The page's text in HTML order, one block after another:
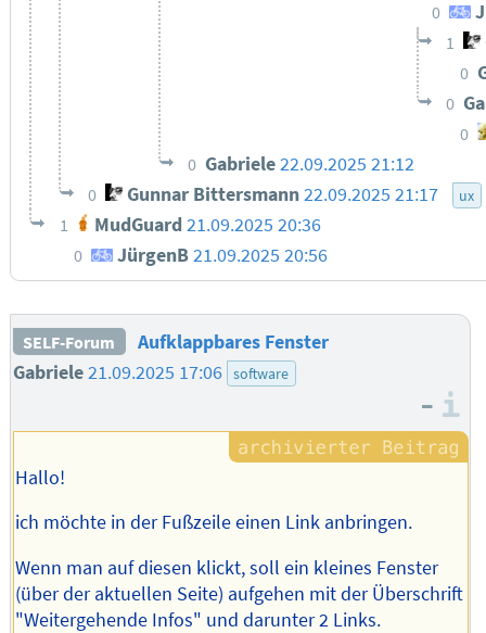
0
1
0
0
0
0 Gabriele22.09.2025 21:12
0 Gunnar Bittersmann22.09.2025 21:17 ux
1 MudGuard 21.09.2025 20:36
0 JürgenB21.09.2025 20:56
SELF-Forum
Aufklappbares Fenster
Gabriele21.09.2025 17:06 software
–
Hallo!
ich möchte in der Fußzeile einen Link anbringen.
Wenn man auf diesen klickt, soll ein kleines Fenster
(über der aktuellen Seite) aufgehen mit der Überschrift
"Weitergehende Infos" und darunter 2 Links.